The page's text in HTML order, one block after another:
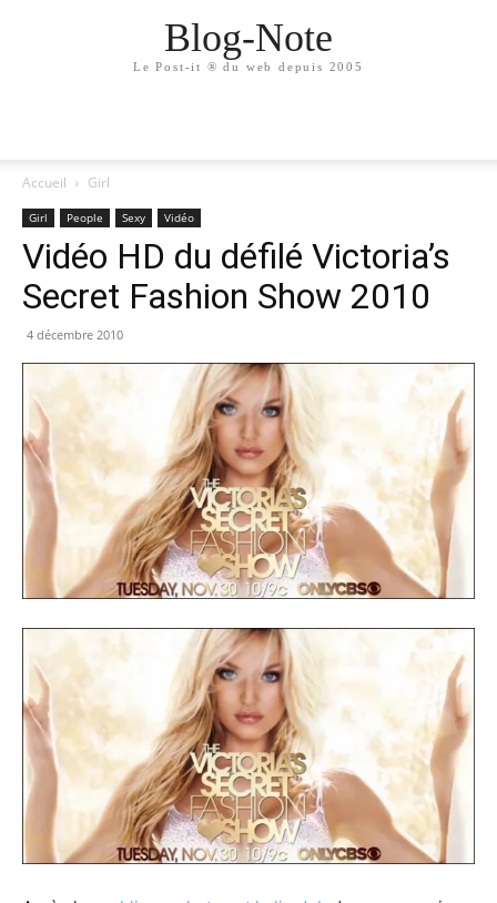
Blog-Note
Le Post-it ® du web depuis 2005
Accueil Girl
Girl People Sexy Vidéo
Vidéo HD du défilé Victoria’s
Secret Fashion Show 2010
4 décembre 2010